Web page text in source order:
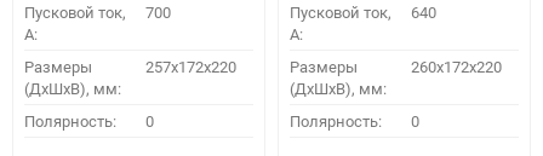
ПОДОБРАТЬ
Пусковой ток,
A:
700
Размеры
(ДхШхВ), мм:
257x172x220
Полярность: 0
Пусковой ток,
A:
640
Размеры
(ДхШхВ), мм:
260x172x220
Полярность: 0